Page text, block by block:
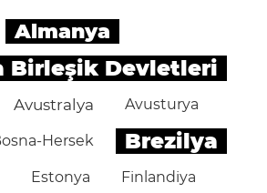
Almanya
Birleşik Devletleri
Avustralya Avusturya
Hersek Brezilya
Estonya Finlandiya